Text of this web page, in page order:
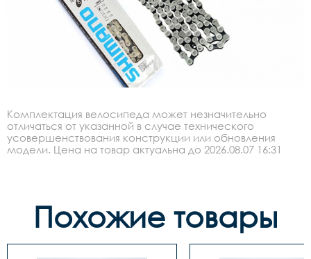
Комплектация велосипеда может незначительно
отличаться от указанной в случае технического
усовершенствования конструкции или обновления
модели. Цена на товар актуальна до 2026.08.07 16:31
Похожие товары